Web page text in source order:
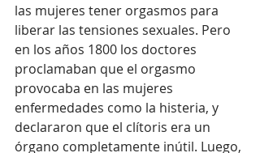
las mujeres tener orgasmos para
liberar las tensiones sexuales. Pero
en los años 1800 los doctores
proclamaban que el orgasmo
provocaba en las mujeres
enfermedades como la histeria, y
declararon que el clítoris era un
órgano completamente inútil. Luego,